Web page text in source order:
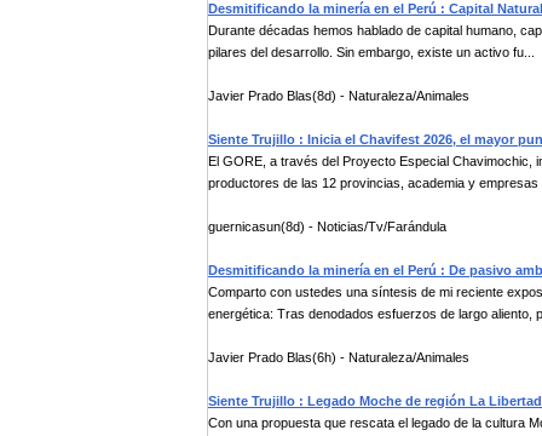
Desmitificando la minería en el Perú : Capital
Durante décadas hemos hablado de capital humano,
pilares del desarrollo. Sin embargo, existe un activo fu...
Javier Prado Blas(8d) - Naturaleza/Animales
Siente Trujillo : Inicia el Chavifest 2026, el mayor
El GORE, a través del Proyecto Especial Chavimochic,
productores de las 12 provincias, academia y empresas
guernicasun(8d) - Noticias/Tv/Farándula
Desmitificando la minería en el Perú : De pasivo
Comparto con ustedes una síntesis de mi reciente
energética: Tras denodados esfuerzos de largo aliento,
Javier Prado Blas(6h) - Naturaleza/Animales
Siente Trujillo : Legado Moche de región La
Con una propuesta que rescata el legado de la cultura